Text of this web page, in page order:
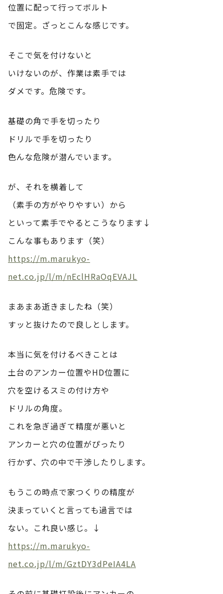
位置に配って行ってボルト
で固定。ざっとこんな感じです。
そこで気を付けないと
いけないのが、作業は素手では
ダメです。危険です。
基礎の角で手を切ったり
ドリルで手を切ったり
色んな危険が潜んでいます。
が、それを横着して
（素手の方がやりやすい）から
といって素手でやるとこうなります↓
こんな事もあります（笑）
https://m.marukyo-
net.co.jp/l/m/nEclHRaOqEVAJL
まあまあ逝きましたね（笑）
すッと抜けたので良しとします。
本当に気を付けるべきことは
土台のアンカー位置やHD位置に
穴を空けるスミの付け方や
ドリルの角度。
これを急ぎ過ぎて精度が悪いと
アンカーと穴の位置がぴったり
行かず、穴の中で干渉したりします。
もうこの時点で家つくりの精度が
決まっていくと言っても過言では
ない。これ良い感じ。↓
https://m.marukyo-
net.co.jp/l/m/GztDY3dPeIA4LA